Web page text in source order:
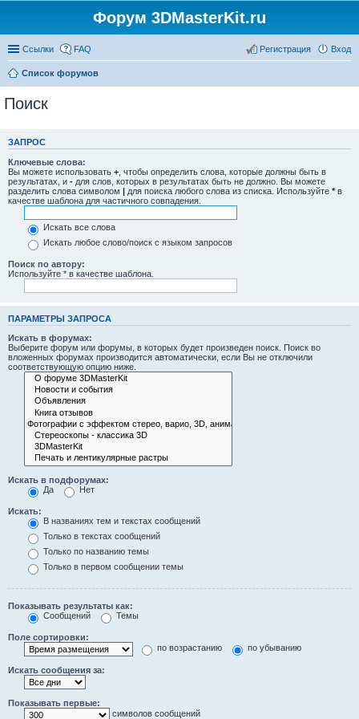
Форум 3DMasterKit.ru
Ссылки FAQ Вход
Регистрация
Список форумов
Поиск
ЗАПРОС
Ключевые слова:
Вы можете использовать + , чтобы определить слова, которые должны быть в
результатах, и - для слов, которых в результатах быть не должно. Вы можете
разделить слова символом | для поиска любого слова из списка. Используйте * в
качестве шаблона для частичного совпадения.
Искать все слова
Искать любое слово/поиск с языком запросов
Поиск по автору:
Используйте * в качестве шаблона.
ПАРАМЕТРЫ ЗАПРОСА
Искать в форумах:
Выберите форум или форумы, в которых будет произведен поиск. Поиск во
вложенных форумах производится автоматически, если Вы не отключили
соответствующую опцию ниже.
Искать в подфорумах:
Да
Нет
Искать:
В названиях тем и текстах сообщений
Только в текстах сообщений
Только по названию темы
Только в первом сообщении темы
Показывать результаты как:
Сообщений
Темы
Поле сортировки:
по возрастанию
по убыванию
Искать сообщения за:
Показывать первые:
символов сообщений